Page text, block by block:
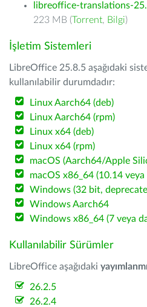
libreoffice-translations-
223 MB (Torrent, Bilgi)
İşletim Sistemleri
LibreOffice 25.8.5 aşağıdaki
kullanılabilir durumdadır:
Linux Aarch64 (deb)
Linux Aarch64 (rpm)
Linux x64 (deb)
Linux x64 (rpm)
macOS (Aarch64/Apple
macOS x86_64 (10.14
Windows (32 bit,
Windows Aarch64
Windows x86_64 (7 veya
Kullanılabilir Sürümler
LibreOffice aşağıdaki
26.2.5
26.2.4